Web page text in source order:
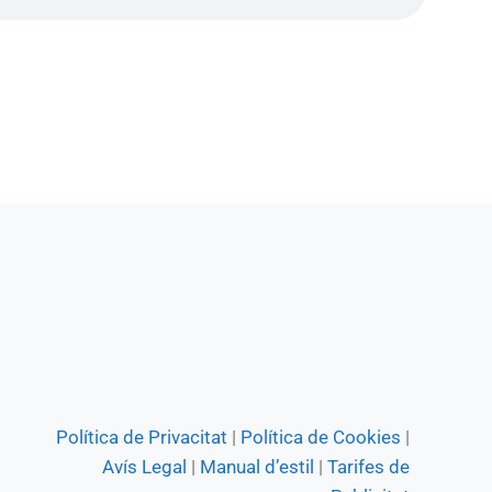
Política de Privacitat | Política de Cookies |
Avís Legal | Manual d’estil | Tarifes de